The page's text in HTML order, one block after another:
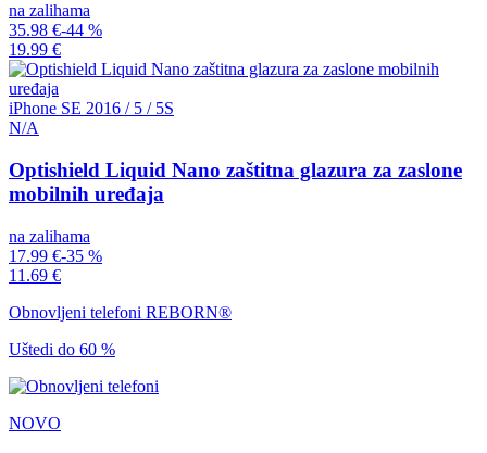
na zalihama
35.98 €-44 %
19.99 €
iPhone SE 2016 / 5 / 5S
N/A
Optishield Liquid Nano zaštitna glazura za zaslone
mobilnih uređaja
na zalihama
17.99 €-35 %
11.69 €
Obnovljeni telefoni REBORN®
Uštedi do 60 %
NOVO